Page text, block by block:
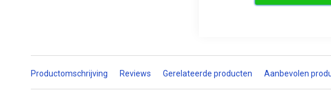
Productomschrijving Reviews Gerelateerde producten Aanbevolen